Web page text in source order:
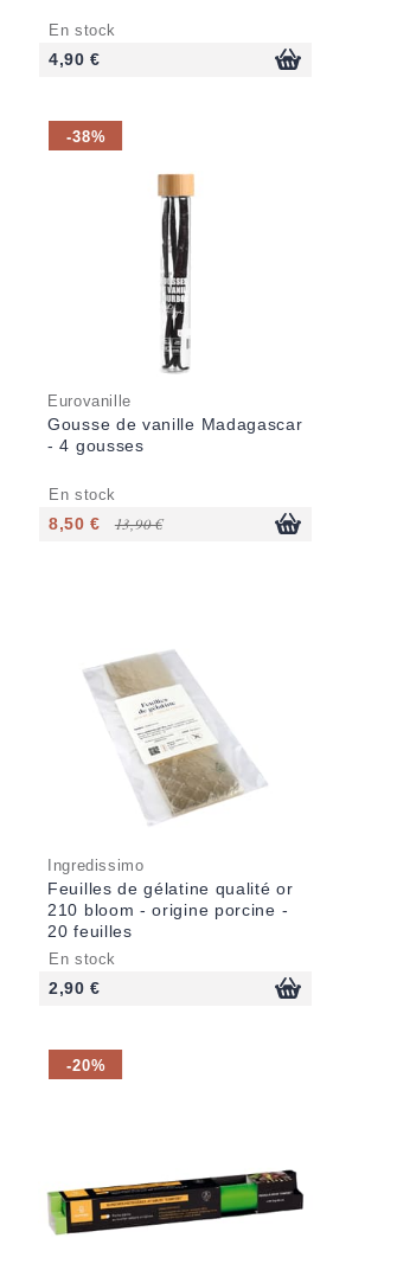
En stock
4,90 €
-38%
Eurovanille
Gousse de vanille Madagascar
- 4 gousses
En stock
8,50 € 13,90 €
Ingredissimo
Feuilles de gélatine qualité or
210 bloom - origine porcine -
20 feuilles
En stock
2,90 €
-20%